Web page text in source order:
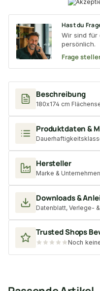
Beschreibung
180x174 cm
Produktdaten &
Hersteller
Marke & Unternehmen
Downloads &
Datenblatt, Verlege-
Trusted Shops
Noch
Hast du
Wir sind für
persönlich.
Frage